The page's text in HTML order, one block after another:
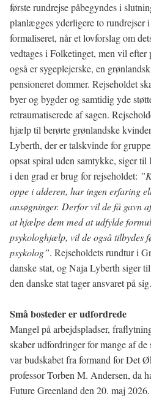
første rundrejse påbegyndes i
planlægges yderligere to rundrejser
formaliseret, når et lovforslag om
vedtages i Folketinget, men vil efter
også er sygeplejerske, en
pensioneret dommer. Rejseholdet
byer og bygder og samtidig yde
retraumatiserede af sagen.
hjælp til berørte grønlandske
Lyberth, der er talskvinde for
opsat spiral uden samtykke, siger
i den grad er brug for rejseholdet:
oppe i alderen, har ingen erfaring
ansøgninger. Derfor vil de få gavn
at hjælpe dem med at udfylde
psykologhjælp, vil de også tilbydes
psykolog”. Rejseholdets rundtur i
danske stat, og Naja Lyberth siger
den danske stat tager ansvaret på sig.
Små bosteder er udfordrede
Mangel på arbejdspladser,
skaber udfordringer for mange af
var budskabet fra formand for Det
professor Torben M. Andersen, da
Future Greenland den 20. maj